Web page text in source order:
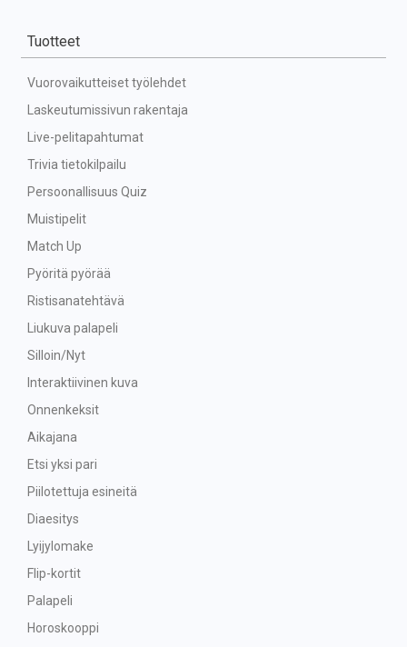
Tuotteet
Vuorovaikutteiset työlehdet
Laskeutumissivun rakentaja
Live-pelitapahtumat
Trivia tietokilpailu
Persoonallisuus Quiz
Muistipelit
Match Up
Pyöritä pyörää
Ristisanatehtävä
Liukuva palapeli
Silloin/Nyt
Interaktiivinen kuva
Onnenkeksit
Aikajana
Etsi yksi pari
Piilotettuja esineitä
Diaesitys
Lyijylomake
Flip-kortit
Palapeli
Horoskooppi